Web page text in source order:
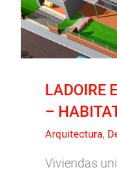
LADOIRE
–
Arquitectura,
Viviendas